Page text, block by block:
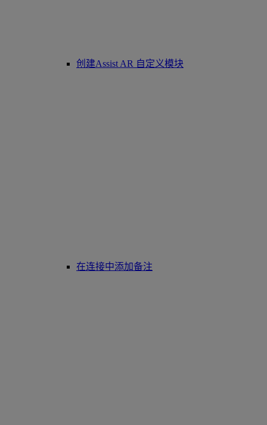
创建Assist AR 自定义模块
在连接中添加备注